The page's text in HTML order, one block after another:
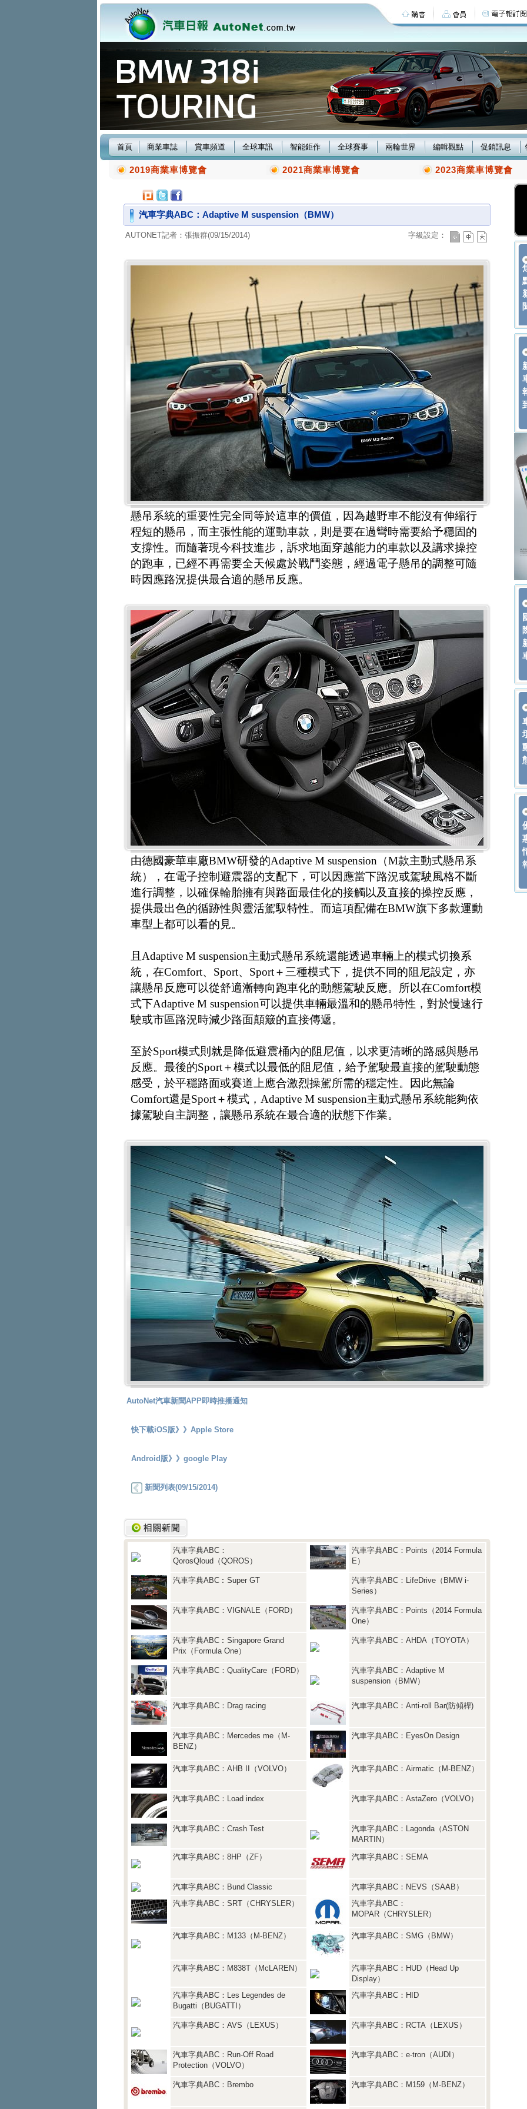
首頁 商業車誌 賞車頻道 全球車訊 智能鉅作 全球賽事 兩輪世界 編輯觀點 促銷訊息
2019商業車博覽會 2021商業車博覽會 2023商業車博覽會
汽車字典ABC：Adaptive M suspension（BMW）
AUTONET記者：張振群(09/15/2014) 字級設定：
懸吊系統的重要性完全同等於這車的價值，因為越野車不能沒有伸縮行
程短的懸吊，而主張性能的運動車款，則是要在過彎時需要給予穩固的
支撐性。而隨著現今科技進步，訴求地面穿越能力的車款以及講求操控
的跑車，已經不再需要全天候處於戰鬥姿態，經過電子懸吊的調整可隨
時因應路況提供最合適的懸吊反應。
由德國豪華車廠BMW研發的Adaptive M suspension（M款主動式懸吊系
統），在電子控制避震器的支配下，可以因應當下路況或駕駛風格不斷
進行調整，以確保輪胎擁有與路面最佳化的接觸以及直接的操控反應，
提供最出色的循跡性與靈活駕馭特性。而這項配備在BMW旗下多款運動
車型上都可以看的見。
且Adaptive M suspension主動式懸吊系統還能透過車輛上的模式切換系
統，在Comfort、Sport、Sport＋三種模式下，提供不同的阻尼設定，亦
讓懸吊反應可以從舒適漸轉向跑車化的動態駕駛反應。所以在Comfort模
式下Adaptive M suspension可以提供車輛最溫和的懸吊特性，對於慢速行
駛或市區路況時減少路面顛簸的直接傳遞。
至於Sport模式則就是降低避震桶內的阻尼值，以求更清晰的路感與懸吊
反應。最後的Sport＋模式以最低的阻尼值，給予駕駛最直接的駕駛動態
感受，於平穩路面或賽道上應合激烈操駕所需的穩定性。因此無論
Comfort還是Sport＋模式，Adaptive M suspension主動式懸吊系統能夠依
據駕駛自主調整，讓懸吊系統在最合適的狀態下作業。
AutoNet汽車新聞APP即時推播通知
快下載iOS版》》 Apple Store
Android版》》 google Play
新聞列表(09/15/2014)
汽車字典ABC：
QorosQloud（QOROS）
汽車字典ABC：Points（2014 Formula
E）
汽車字典ABC︰Super GT
汽車字典ABC：LifeDrive（BMW i-
Series）
汽車字典ABC：VIGNALE（FORD）
汽車字典ABC：Points（2014 Formula
One）
汽車字典ABC︰Singapore Grand
Prix（Formula One）
汽車字典ABC：AHDA（TOYOTA）
汽車字典ABC：QualityCare（FORD）
汽車字典ABC：Adaptive M
suspension（BMW）
汽車字典ABC：Drag racing 汽車字典ABC：Anti-roll Bar(防傾桿)
汽車字典ABC：Mercedes me（M-
BENZ）
汽車字典ABC：EyesOn Design
汽車字典ABC：AHB II（VOLVO） 汽車字典ABC：Airmatic（M-BENZ）
汽車字典ABC：Load index 汽車字典ABC：AstaZero（VOLVO）
汽車字典ABC：Crash Test
汽車字典ABC：Lagonda（ASTON
MARTIN）
汽車字典ABC：8HP（ZF）
汽車字典ABC：SEMA
汽車字典ABC：Bund Classic
汽車字典ABC：NEVS（SAAB）
汽車字典ABC：SRT（CHRYSLER）
汽車字典ABC：
MOPAR（CHRYSLER）
汽車字典ABC：M133（M-BENZ） 汽車字典ABC：SMG（BMW）
汽車字典ABC：M838T（McLAREN）
汽車字典ABC：HUD（Head Up
Display）
汽車字典ABC：Les Legendes de
Bugatti（BUGATTI）
汽車字典ABC：HID
汽車字典ABC：AVS（LEXUS） 汽車字典ABC：RCTA（LEXUS）
汽車字典ABC：Run-Off Road
Protection（VOLVO）
汽車字典ABC：e-tron（AUDI）
汽車字典ABC：Brembo 汽車字典ABC：M159（M-BENZ）